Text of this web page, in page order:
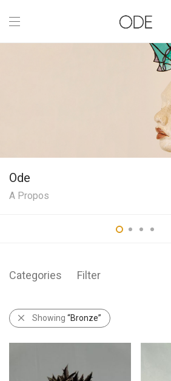
Ode
A Propos
Categories Filter
Showing “Bronze”